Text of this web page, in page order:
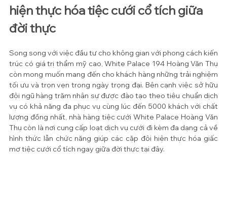
hiện thực hóa tiệc cưới cổ tích giữa
đời thực
Song song với việc đầu tư cho không gian với phong cách kiến
trúc có giá trị thẩm mỹ cao, White Palace 194 Hoàng Văn Thụ
còn mong muốn mang đến cho khách hàng những trải nghiệm
tối ưu và trọn vẹn trong ngày trọng đại. Bên cạnh việc sở hữu
đội ngũ hàng trăm nhân sự được đào tạo theo tiêu chuẩn dịch
vụ có khả năng đa phục vụ cùng lúc đến 5000 khách với chất
lượng đồng nhất, nhà hàng tiệc cưới White Palace Hoàng Văn
Thụ còn là nơi cung cấp loạt dịch vụ cưới đi kèm đa dạng cả về
hình thức lẫn chức năng giúp các cặp đôi hiện thực hóa giấc
mơ tiệc cưới cổ tích ngay giữa đời thực tại đây.